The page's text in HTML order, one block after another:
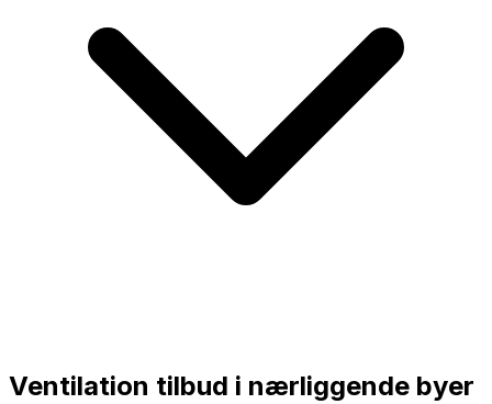
Ventilation tilbud i nærliggende byer